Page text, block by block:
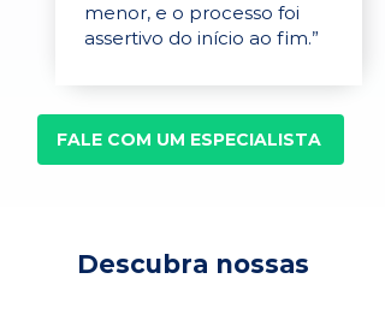
menor, e o processo foi
assertivo do início ao fim.”
FALE COM UM ESPECIALISTA
Descubra nossas